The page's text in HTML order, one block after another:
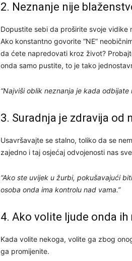
2. Neznanje nije
Dopustite sebi da proširite svoje
Ako konstantno govorite “NE”
da ćete napredovati kroz život?
onda samo pustite, to je tako
“Najviši oblik neznanja je kada
3. Suradnja je zdravija od
Usavršavajte se stalno, toliko da se
zajedno i taj osjećaj odvojenosti nas
“Ako ste uvijek u žurbi, pokušavajući
osoba onda ima kontrolu nad vama.”
4. Ako volite ljude onda
Kada volite nekoga, volite ga zbog
ga promijenite.